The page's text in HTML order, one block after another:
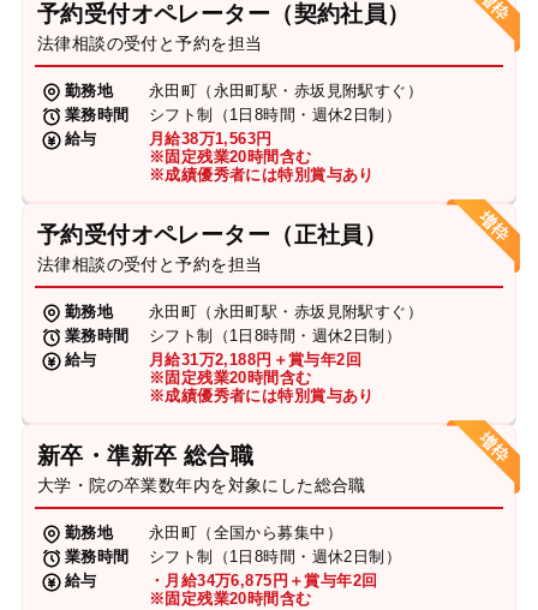
予約受付オペレーター（契約社員）
法律相談の受付と予約を担当
勤務地
永田町（永田町駅・赤坂見附駅すぐ）
業務時間
シフト制（1日8時間・週休2日制）
給与
月給38万1,563円
※固定残業20時間含む
※成績優秀者には特別賞与あり
予約受付オペレーター（正社員）
法律相談の受付と予約を担当
勤務地
永田町（永田町駅・赤坂見附駅すぐ）
業務時間
シフト制（1日8時間・週休2日制）
給与
月給31万2,188円＋賞与年2回
※固定残業20時間含む
※成績優秀者には特別賞与あり
新卒・準新卒 総合職
大学・院の卒業数年内を対象にした総合職
勤務地
永田町（全国から募集中）
業務時間
シフト制（1日8時間・週休2日制）
給与
・月給34万6,875円＋賞与年2回
※固定残業20時間含む